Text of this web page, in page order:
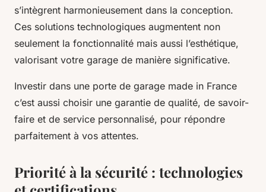
s’intègrent harmonieusement dans la conception.
Ces solutions technologiques augmentent non
seulement la fonctionnalité mais aussi l’esthétique,
valorisant votre garage de manière significative.
Investir dans une porte de garage made in France
c’est aussi choisir une garantie de qualité, de savoir-
faire et de service personnalisé, pour répondre
parfaitement à vos attentes.
Priorité à la sécurité : technologies